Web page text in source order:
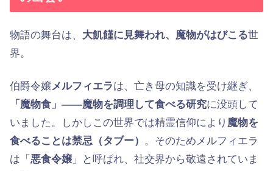
物語の舞台は、 大飢饉に見舞われ、魔物がはびこる世
界。
伯爵令嬢メルフィエラは、亡き母の知識を受け継ぎ、
「魔物食」——魔物を調理して食べる研究に没頭して
いました。しかしこの世界では精霊信仰により 魔物を
食べることは禁忌（タブー） 。そのためメルフィエラ
は「 悪食令嬢 」と呼ばれ、社交界から敬遠されていま